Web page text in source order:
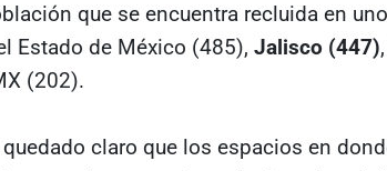
que se encuentra recluida en
Estado de México (485), Jalisco (447)
(202).
claro que los espacios en